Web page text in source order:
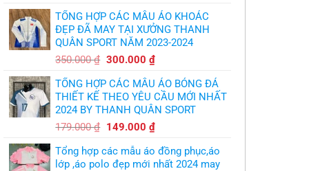
bầy
quỷ
nhỏ
free
là:
350.000 ₫.
tại
là:
299.000 ₫.
TỔNG HỢP CÁC MẪU ÁO KHOÁC
ĐẸP ĐÃ MAY TẠI XƯỞNG THANH
QUÂN SPORT NĂM 2023-2024
350.000₫ Giá
là:
350.000 ₫.
300.000 ₫Giá
tại
là:
300.000 ₫.
TỔNG HỢP CÁC MẪU ÁO BÓNG ĐÁ
THIẾT KẾ THEO YÊU CẦU MỚI NHẤT
2024 BY THANH QUÂN SPORT
179.000₫ Giá
là:
179.000 ₫.
149.000 ₫Giá
tại
là:
Tổng hợp các mẫu áo đồng phục,áo
lớp ,áo polo đẹp mới nhất 2024 may